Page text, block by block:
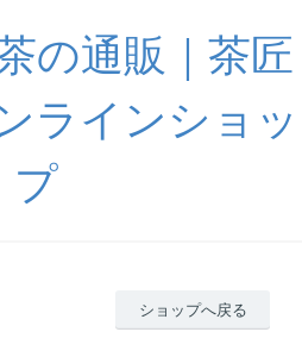
の通販｜茶匠
ラインショッ
プ
ショップへ戻る